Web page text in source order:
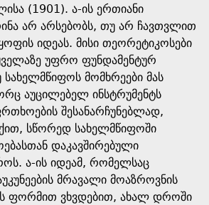
(1901). ა-ის ერთიანი
არ არსებობს, თუ არ ჩავთვლით
იდეას. მისი თეორეტიკოსები
უფრო ფუნდამენტურ
სახელმწიფოს მომხრეები მას
აუცილებელ ინსტრუმენტს
შესანარჩუნებლად,
სწორედ სახელმწიფოში
დაკავშირებული
ა-ის იდეამ, რომელსაც
მრავალი მოაზროვნის
ფორმით ვხვდებით, ახალ დროში